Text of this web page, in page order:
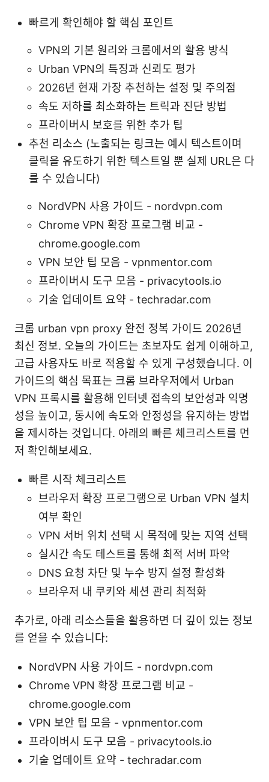
빠르게 확인해야 할 핵심 포인트
VPN의 기본 원리와 크롬에서의 활용 방식
Urban VPN의 특징과 신뢰도 평가
2026년 현재 가장 추천하는 설정 및 주의점
속도 저하를 최소화하는 트릭과 진단 방법
프라이버시 보호를 위한 추가 팁
추천 리소스 (노출되는 링크는 예시 텍스트이며
클릭을 유도하기 위한 텍스트일 뿐 실제 URL은 다
를 수 있습니다)
NordVPN 사용 가이드 - nordvpn.com
Chrome VPN 확장 프로그램 비교 -
chrome.google.com
VPN 보안 팁 모음 - vpnmentor.com
프라이버시 도구 모음 - privacytools.io
기술 업데이트 요약 - techradar.com
크롬 urban vpn proxy 완전 정복 가이드 2026년
최신 정보. 오늘의 가이드는 초보자도 쉽게 이해하고,
고급 사용자도 바로 적용할 수 있게 구성했습니다. 이
가이드의 핵심 목표는 크롬 브라우저에서 Urban
VPN 프록시를 활용해 인터넷 접속의 보안성과 익명
성을 높이고, 동시에 속도와 안정성을 유지하는 방법
을 제시하는 것입니다. 아래의 빠른 체크리스트를 먼
저 확인해보세요.
빠른 시작 체크리스트
브라우저 확장 프로그램으로 Urban VPN 설치
여부 확인
VPN 서버 위치 선택 시 목적에 맞는 지역 선택
실시간 속도 테스트를 통해 최적 서버 파악
DNS 요청 차단 및 누수 방지 설정 활성화
브라우저 내 쿠키와 세션 관리 최적화
추가로, 아래 리소스들을 활용하면 더 깊이 있는 정보
를 얻을 수 있습니다:
NordVPN 사용 가이드 - nordvpn.com
Chrome VPN 확장 프로그램 비교 -
chrome.google.com
VPN 보안 팁 모음 - vpnmentor.com
프라이버시 도구 모음 - privacytools.io
기술 업데이트 요약 - techradar.com